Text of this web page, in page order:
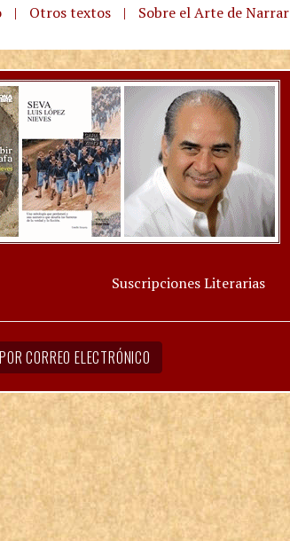
| Otros textos | Sobre el Arte de Narrar
Suscripciones Literarias
CORREO ELECTRÓNICO